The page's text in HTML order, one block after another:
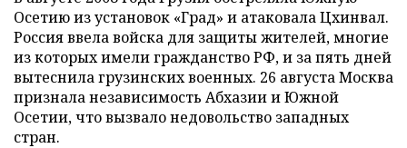
Осетию из установок «Град» и атаковала Цхинвал.
Россия ввела войска для защиты жителей, многие
из которых имели гражданство РФ, и за пять дней
вытеснила грузинских военных. 26 августа Москва
признала независимость Абхазии и Южной
Осетии, что вызвало недовольство западных
стран.